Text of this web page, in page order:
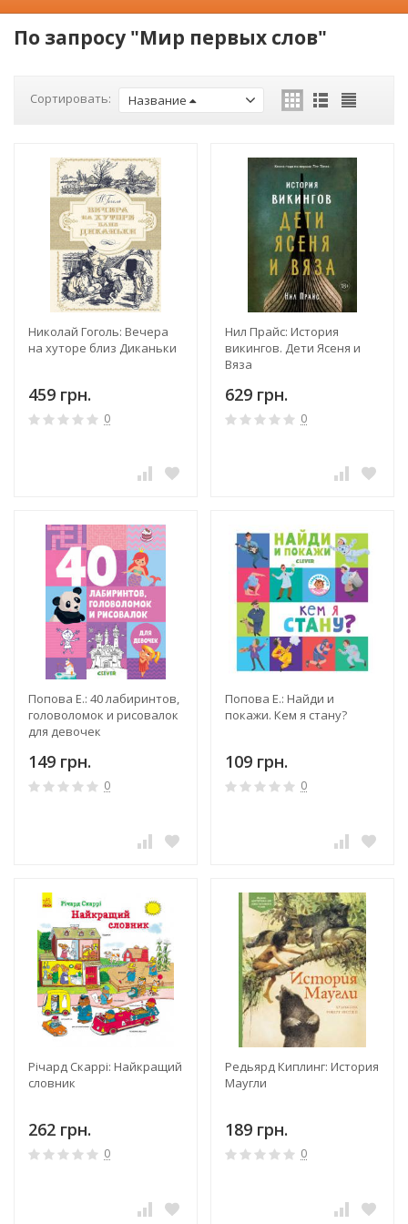
По запросу "Мир первых слов"
Сортировать: Название
Николай Гоголь: Вечера
на хуторе близ Диканьки
459 грн.
0
Нил Прайс: История
викингов. Дети Ясеня и
Вяза
629 грн.
0
Попова Е.: 40 лабиринтов,
головоломок и рисовалок
для девочек
149 грн.
0
Попова Е.: Найди и
покажи. Кем я стану?
109 грн.
0
Річард Скаррі: Найкращий
словник
262 грн.
0
Редьярд Киплинг: История
Маугли
189 грн.
0